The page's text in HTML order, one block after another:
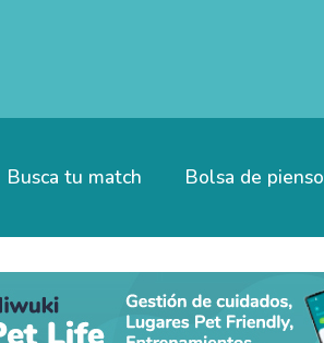
Busca tu match Bolsa de pienso